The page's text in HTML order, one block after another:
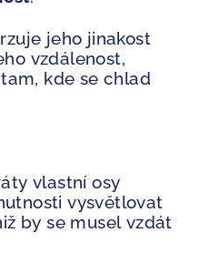
jeho jinakost
vzdálenost,
kde se chlad
vlastní osy
vysvětlovat
by se musel vzdát